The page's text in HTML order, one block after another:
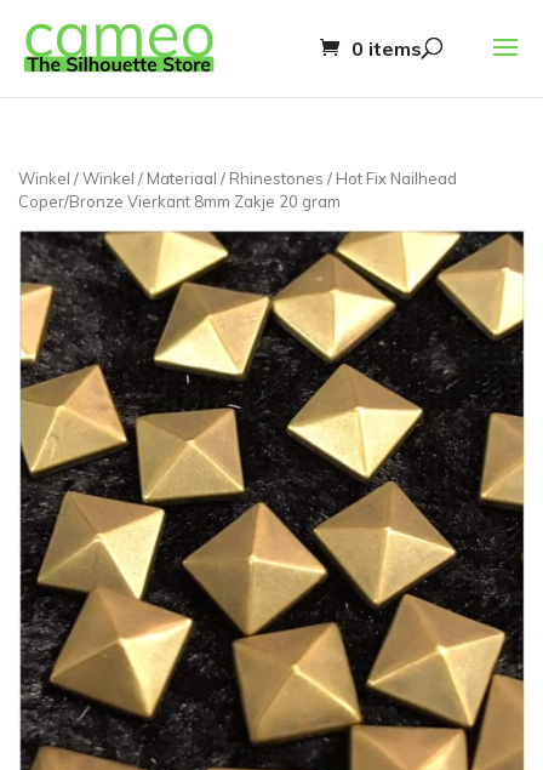
0 items
Winkel /Winkel / Materiaal / Rhinestones / Hot Fix Nailhead
Coper/Bronze Vierkant 8mm Zakje 20 gram